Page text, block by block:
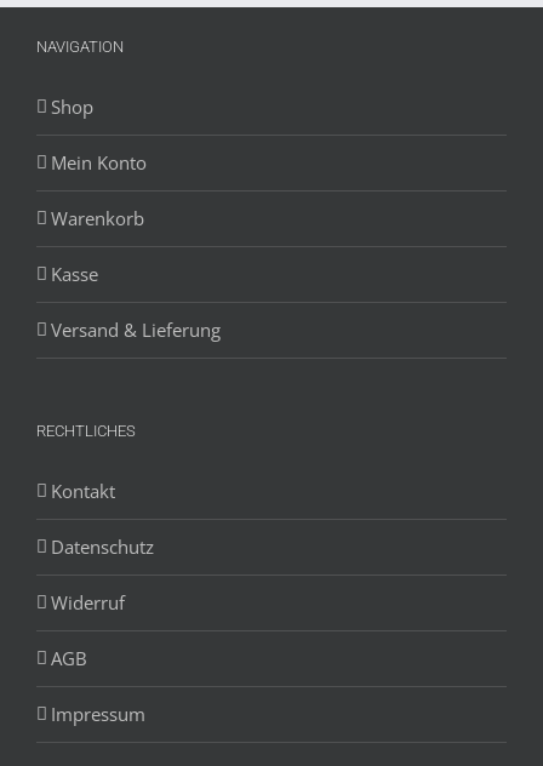
NAVIGATION
Shop
Mein Konto
Warenkorb
Kasse
Versand & Lieferung
RECHTLICHES
Kontakt
Datenschutz
Widerruf
AGB
Impressum